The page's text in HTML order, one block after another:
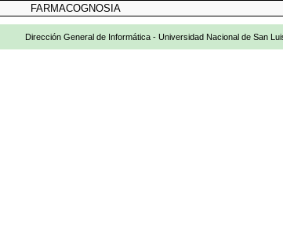
FARMACOGNOSIA
Dirección General de Informática - Universidad Nacional de San